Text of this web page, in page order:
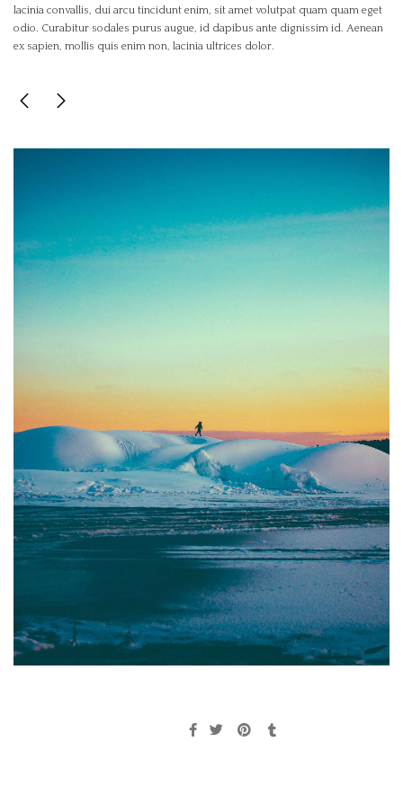
lacinia convallis, dui arcu tincidunt enim, sit amet volutpat quam quam eget
odio. Curabitur sodales purus augue, id dapibus ante dignissim id. Aenean
ex sapien, mollis quis enim non, lacinia ultrices dolor.